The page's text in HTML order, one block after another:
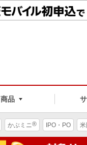
商品
かぶミニ® IPO・PO